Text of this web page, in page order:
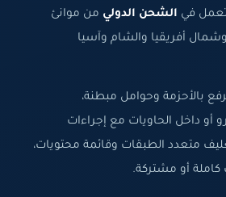
في الشحن الدولي من موانئ
وشمال أفريقيا والشام وآسيا
بالأحزمة وحوامل مبطنة،
أو داخل الحاويات مع إجراءات
متعدد الطبقات وقائمة محتويات،
كاملة أو مشتركة.